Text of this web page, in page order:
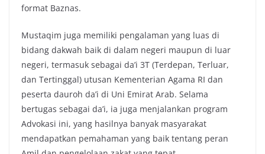
format Baznas.
Mustaqim juga memiliki pengalaman yang luas di
bidang dakwah baik di dalam negeri maupun di luar
negeri, termasuk sebagai da’i 3T (Terdepan, Terluar,
dan Tertinggal) utusan Kementerian Agama RI dan
peserta dauroh da’i di Uni Emirat Arab. Selama
bertugas sebagai da’i, ia juga menjalankan program
Advokasi ini, yang hasilnya banyak masyarakat
mendapatkan pemahaman yang baik tentang peran